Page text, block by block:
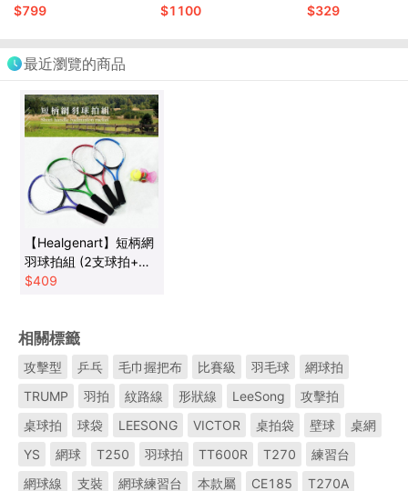
$799 $1100 $329
最近瀏覽的商品
【Healgenart】短柄網
羽球拍組 (2支球拍+網
羽球)
$409
相關標籤
攻擊型 乒乓 毛巾握把布 比賽級 羽毛球
網球拍
TRUMP
羽拍 紋路線 形狀線 LeeSong
攻擊拍
桌球拍
球袋 LEESONG VICTOR 桌拍袋 壁球
桌網
YS
網球 T250 羽球拍 TT600R T270
練習台
網球線
支裝 網球練習台 本款屬 CE185 T270A